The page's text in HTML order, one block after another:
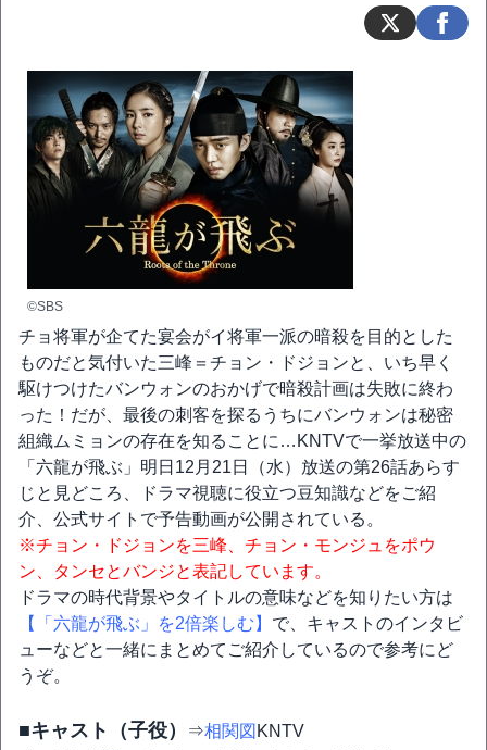
©SBS
チョ将軍が企てた宴会がイ将軍一派の暗殺を目的とした
ものだと気付いた三峰＝チョン・ドジョンと、いち早く
駆けつけたバンウォンのおかげで暗殺計画は失敗に終わ
った！だが、最後の刺客を探るうちにバンウォンは秘密
組織ムミョンの存在を知ることに…KNTVで一挙放送中の
「六龍が飛ぶ」明日12月21日（水）放送の第26話あらす
じと見どころ、ドラマ視聴に役立つ豆知識などをご紹
介、公式サイトで予告動画が公開されている。
※チョン・ドジョンを三峰、チョン・モンジュをポウ
ン、タンセとバンジと表記しています。
ドラマの時代背景やタイトルの意味などを知りたい方は
【「六龍が飛ぶ」を2倍楽しむ】 で、キャストのインタビ
ューなどと一緒にまとめてご紹介しているので参考にど
うぞ。
■キャスト（子役） ⇒相関図 KNTV